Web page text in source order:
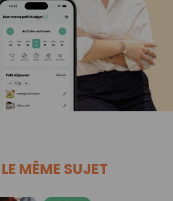
MÊME SUJET